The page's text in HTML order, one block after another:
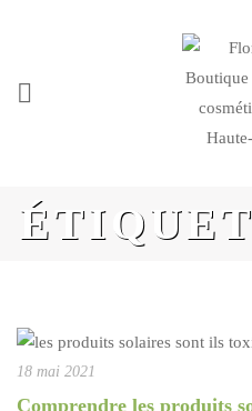
18 mai 2021
Comprendre les produits